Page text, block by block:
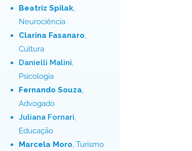
Beatriz Spilak,
Neurociência
Clarina Fasanaro,
Cultura
Danielli Malini,
Psicologia
Fernando Souza,
Advogado
Juliana Fornari,
Educação
Marcela Moro, Turismo